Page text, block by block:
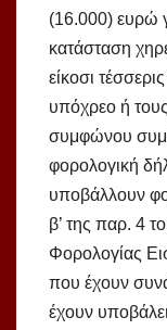
(16.000) ευρώ
κατάσταση
είκοσι
υπόχρεο ή
συμφώνου
φορολογική
υποβάλλουν
β’ της παρ. 4
Φορολογίας
που έχουν
έχουν